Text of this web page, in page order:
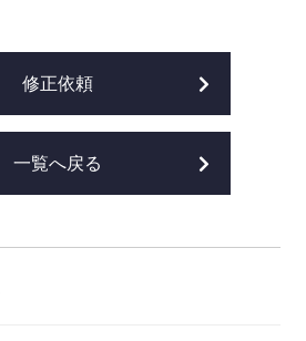
修正依頼
一覧へ戻る